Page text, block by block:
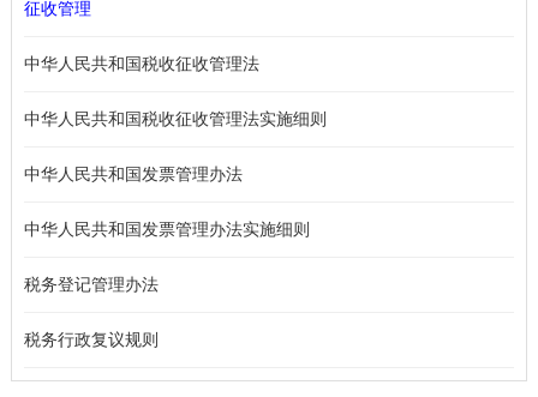
征收管理
中华人民共和国税收征收管理法
中华人民共和国税收征收管理法实施细则
中华人民共和国发票管理办法
中华人民共和国发票管理办法实施细则
税务登记管理办法
税务行政复议规则